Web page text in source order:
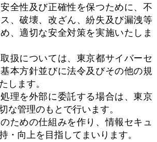
全性及び正確性を保つために、不
、破壊、改ざん、紛失及び漏洩等
、適切な安全対策を実施いたしま
扱については、東京都サイバーセ
本方針並びに法令及びその他の規
します。
理を外部に委託する場合は、東京
な管理のもとで行います。
ための仕組みを作り、情報セキュ
・向上を目指してまいります。